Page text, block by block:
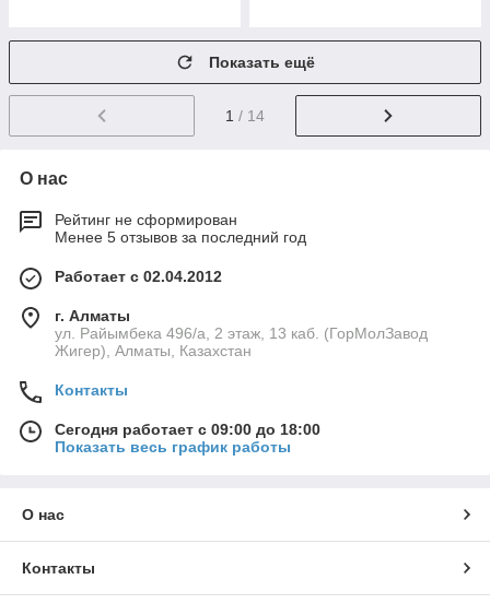
Показать ещё
1 / 14
О нас
Рейтинг не сформирован
Менее 5 отзывов за последний год
Работает с 02.04.2012
г. Алматы
ул. Райымбека 496/а, 2 этаж, 13 каб. (ГорМолЗавод
Жигер), Алматы, Казахстан
Контакты
Сегодня работает с 09:00 до 18:00
Показать весь график работы
О нас
Контакты